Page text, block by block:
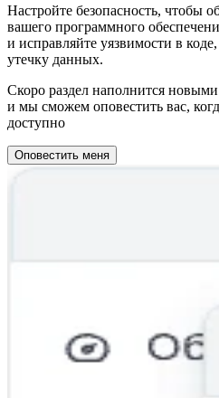
Настройте безопасность, чтобы
вашего программного
и исправляйте уязвимости в
утечку данных.
Скоро раздел наполнится
и мы сможем оповестить вас,
доступно
Оповестить меня